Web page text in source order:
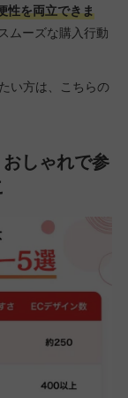
性を両立できま
ムーズな購入行動
い方は、こちらの
しゃれで参